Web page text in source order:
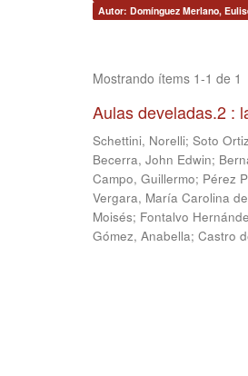
Autor: Domínguez Merlano,
Mostrando ítems 1-1 de 1
Aulas develadas.2 :
Schettini, Norelli; Soto
Becerra, John Edwin;
Campo, Guillermo; Pérez
Vergara, María Carolina
Moisés; Fontalvo
Gómez, Anabella; Castro